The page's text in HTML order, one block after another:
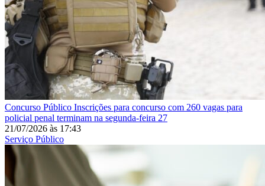
Concurso Público Inscrições para concurso com 260 vagas para
policial penal terminam na segunda-feira 27
21/07/2026 às 17:43
Serviço Público